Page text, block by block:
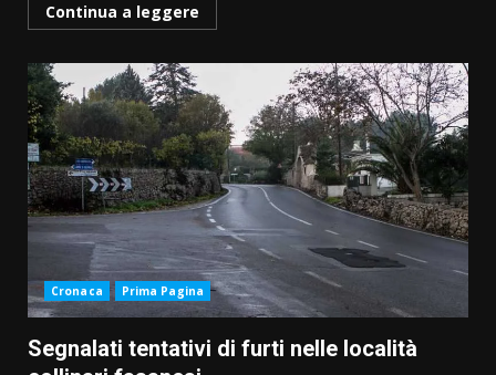
Continua a leggere
Cronaca Prima Pagina
Segnalati tentativi di furti nelle località